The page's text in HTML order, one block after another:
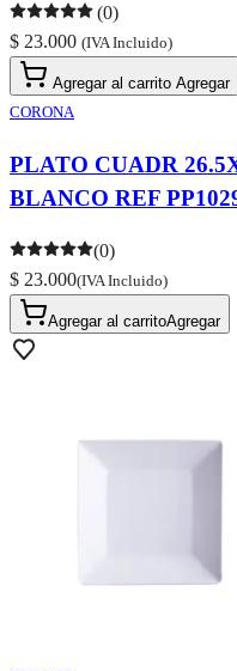
(0)
$ 23.000 (IVA Incluido)
Agregar al carrito Agregar
CORONA
PLATO CUADR
BLANCO REF
(0)
$ 23.000(IVA Incluido)
Agregar al carritoAgregar